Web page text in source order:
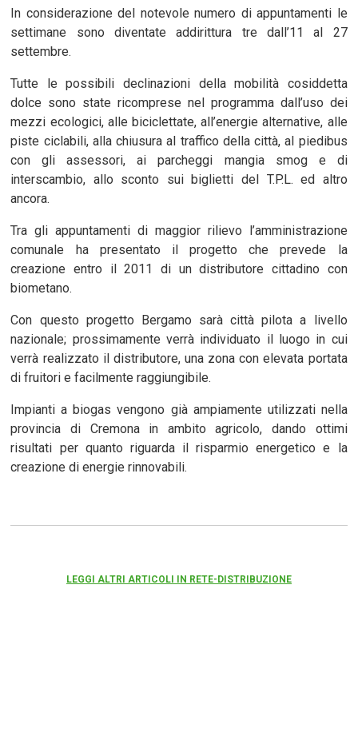
In considerazione del notevole numero di appuntamenti le
settimane sono diventate addirittura tre dall’11 al 27
settembre.
Tutte le possibili declinazioni della mobilità cosiddetta
dolce sono state ricomprese nel programma dall’uso dei
mezzi ecologici, alle biciclettate, all’energie alternative, alle
piste ciclabili, alla chiusura al traffico della città, al piedibus
con gli assessori, ai parcheggi mangia smog e di
interscambio, allo sconto sui biglietti del T.P.L. ed altro
ancora.
Tra gli appuntamenti di maggior rilievo l’amministrazione
comunale ha presentato il progetto che prevede la
creazione entro il 2011 di un distributore cittadino con
biometano.
Con questo progetto Bergamo sarà città pilota a livello
nazionale; prossimamente verrà individuato il luogo in cui
verrà realizzato il distributore, una zona con elevata portata
di fruitori e facilmente raggiungibile.
Impianti a biogas vengono già ampiamente utilizzati nella
provincia di Cremona in ambito agricolo, dando ottimi
risultati per quanto riguarda il risparmio energetico e la
creazione di energie rinnovabili.
LEGGI ALTRI ARTICOLI IN RETE-DISTRIBUZIONE